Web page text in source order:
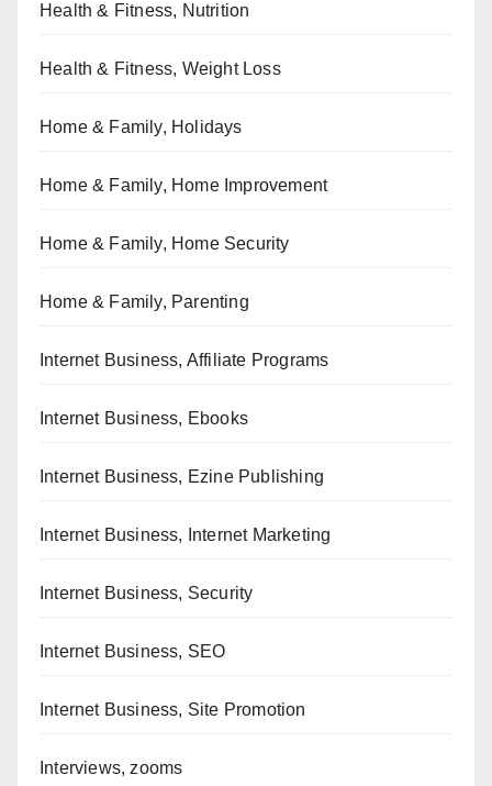
Health & Fitness, Nutrition
Health & Fitness, Weight Loss
Home & Family, Holidays
Home & Family, Home Improvement
Home & Family, Home Security
Home & Family, Parenting
Internet Business, Affiliate Programs
Internet Business, Ebooks
Internet Business, Ezine Publishing
Internet Business, Internet Marketing
Internet Business, Security
Internet Business, SEO
Internet Business, Site Promotion
Interviews, zooms